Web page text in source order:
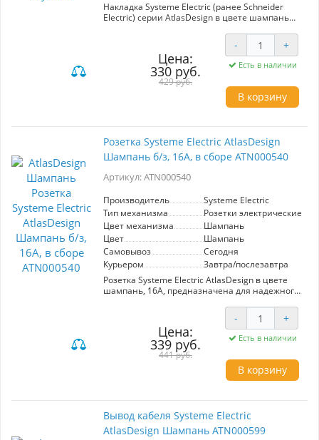
Накладка Systeme Electric (ранее Schneider
Electric) серии AtlasDesign в цвете шампань
модулями типа Keystone. Классическое
цветовое решение станет изюминкой любого
интерьера. Лицевые детали из качественного
ABS-пластика, устойчивого к царапинам и УФ-
Цена:
330 руб.
429 руб.
- +
Есть в наличии
В корзину
Розетка Systeme Electric AtlasDesign
Шампань б/з, 16А, в сборе ATN000540
Артикул: ATN000540
Производитель
Systeme Electric
Тип механизма
Розетки электрические
Цвет механизма
Шампань
Цвет
Шампань
Самовывоз
Сегодня
Курьером
Завтра/послезавтра
Розетка Systeme Electric AtlasDesign в цвете
шампань, 16А, предназначена для надежного
Элегантный дизайн гармонично впишется в
любой интерьер. Высокое качество
материалов обеспечивает долговечность и
безопасность эксплуатации. Идеальна для
использования в жилых и офисных
Цена:
339 руб.
441 руб.
- +
Есть в наличии
В корзину
Вывод кабеля Systeme Electric
AtlasDesign Шампань ATN000599